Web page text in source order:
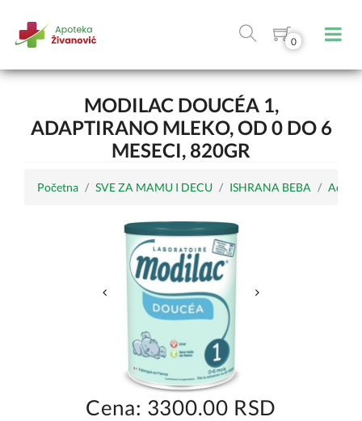
0
MODILAC DOUCÉA 1,
ADAPTIRANO MLEKO, OD 0 DO 6
MESECI, 820GR
Početna SVE ZA MAMU I DECU ISHRANA BEBA
Cena: 3300.00 RSD